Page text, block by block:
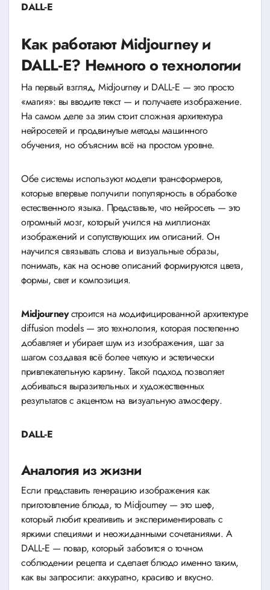
DALL‑E
Как работают Midjourney и
DALL‑E? Немного о технологии
На первый взгляд, Midjourney и DALL‑E — это просто
«магия»: вы вводите текст — и получаете изображение.
На самом деле за этим стоит сложная архитектура
нейросетей и продвинутые методы машинного
обучения, но объясним всё на простом уровне.
Обе системы используют модели трансформеров,
которые впервые получили популярность в обработке
естественного языка. Представьте, что нейросеть — это
огромный мозг, который учился на миллионах
изображений и сопутствующих им описаний. Он
научился связывать слова и визуальные образы,
понимать, как на основе описаний формируются цвета,
формы, свет и композиция.
Midjourneyстроится на модифицированной архитектуре
diffusion models — это технология, которая постепенно
добавляет и убирает шум из изображения, шаг за
шагом создавая всё более четкую и эстетически
привлекательную картину. Такой подход позволяет
добиваться выразительных и художественных
результатов с акцентом на визуальную атмосферу.
DALL‑E
Аналогия из жизни
Если представить генерацию изображения как
приготовление блюда, то Midjourney — это шеф,
который любит креативить и экспериментировать с
яркими специями и неожиданными сочетаниями. А
DALL‑E — повар, который заботится о точном
соблюдении рецепта и сделает блюдо именно таким,
как вы запросили: аккуратно, красиво и вкусно.